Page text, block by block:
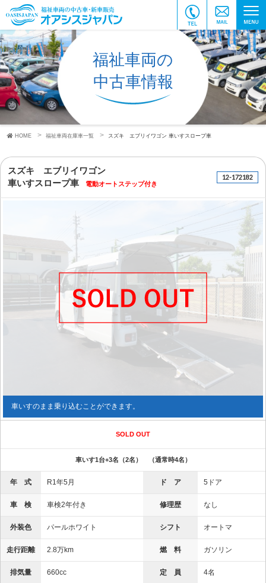
福祉車両の
中古車情報
HOME 福祉車両在庫車一覧 スズキ エブリイワゴン 車いすスロープ車
スズキ エブリイワゴン
車いすスロープ車
電動オートステップ付き
12-172182
車いすのまま乗り込むことができます。
SOLD OUT
車いす1台+3名（2名） （通常時4名）
年 式 R1年5月 ド ア 5ドア
車 検 車検2年付き 修理歴 なし
外装色 パールホワイト シフト オートマ
走行距離 2.8万km 燃 料 ガソリン
排気量 660cc 定 員 4名